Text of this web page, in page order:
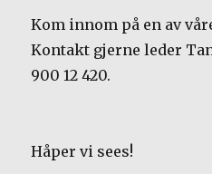
Kom innom på en av
Kontakt gjerne leder
900 12 420.
Håper vi sees!